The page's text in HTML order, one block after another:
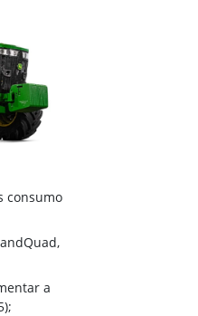
consumo
a